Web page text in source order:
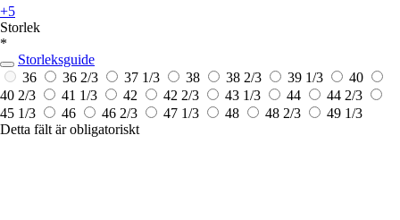
+5
Storlek
*
Storleksguide
36
36 2/3 37 1/3 38 38 2/3 39 1/3
40
40 2/3
41 1/3 42 42 2/3 43 1/3 44
44 2/3
45 1/3
46 46 2/3 47 1/3 48 48 2/3
49 1/3
Detta fält är obligatoriskt